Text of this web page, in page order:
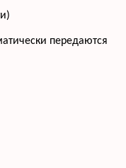
передаются